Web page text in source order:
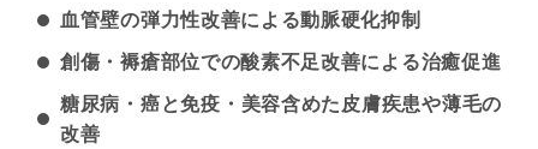
血管壁の弾力性改善による動脈硬化抑制
創傷・褥瘡部位での酸素不足改善による治癒促進
糖尿病・癌と免疫・美容含めた皮膚疾患や薄毛の
改善